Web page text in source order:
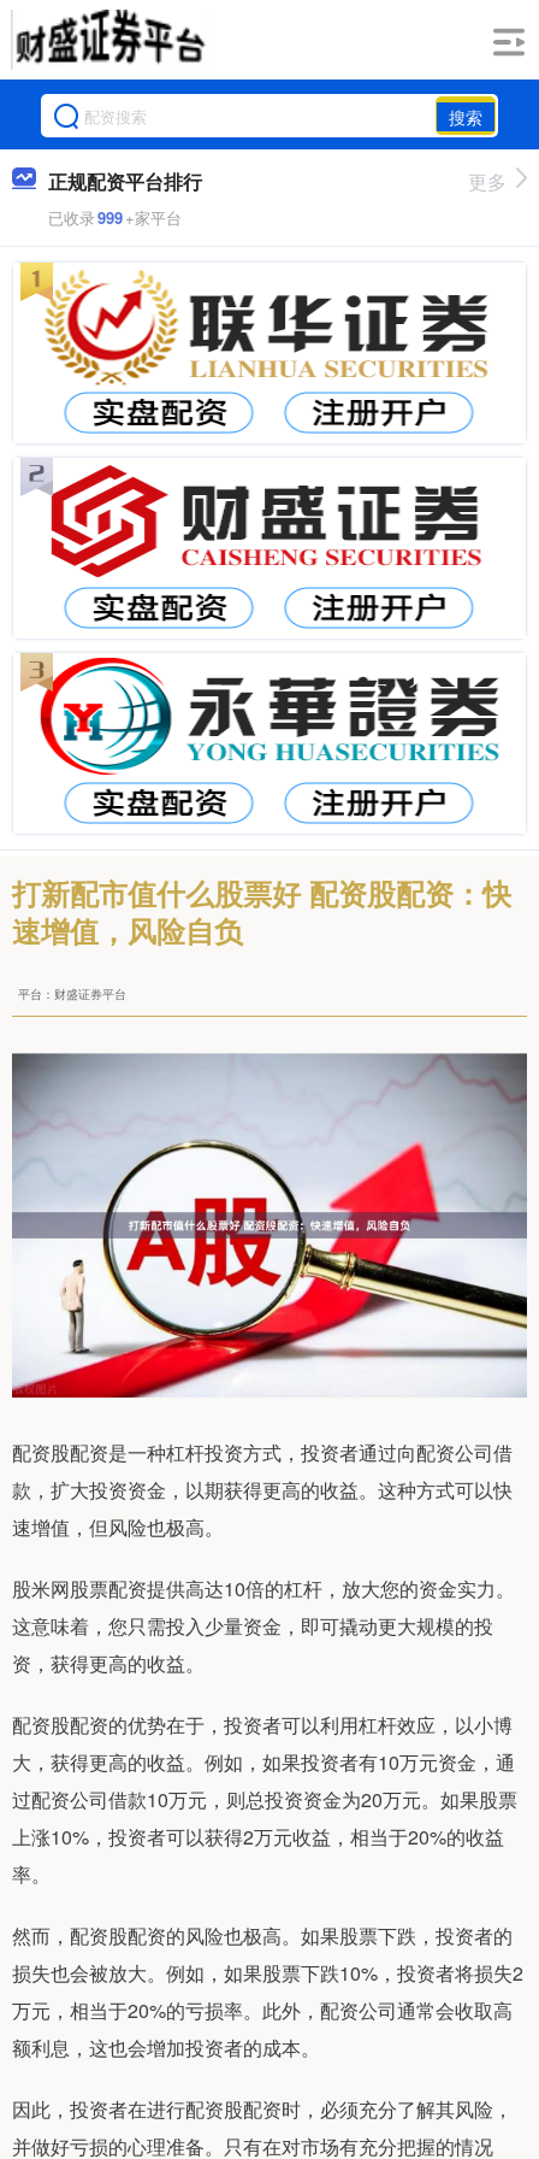
搜索
正规配资平台排行
已收录999+家平台
更多
打新配市值什么股票好 配资股配资：快
速增值，风险自负
平台：财盛证券平台
配资股配资是一种杠杆投资方式，投资者通过向配资公司借
款，扩大投资资金，以期获得更高的收益。这种方式可以快
速增值，但风险也极高。
股米网股票配资提供高达10倍的杠杆，放大您的资金实力。
这意味着，您只需投入少量资金，即可撬动更大规模的投
资，获得更高的收益。
配资股配资的优势在于，投资者可以利用杠杆效应，以小博
大，获得更高的收益。例如，如果投资者有10万元资金，通
过配资公司借款10万元，则总投资资金为20万元。如果股票
上涨10%，投资者可以获得2万元收益，相当于20%的收益
率。
然而，配资股配资的风险也极高。如果股票下跌，投资者的
损失也会被放大。例如，如果股票下跌10%，投资者将损失2
万元，相当于20%的亏损率。此外，配资公司通常会收取高
额利息，这也会增加投资者的成本。
因此，投资者在进行配资股配资时，必须充分了解其风险，
并做好亏损的心理准备。只有在对市场有充分把握的情况